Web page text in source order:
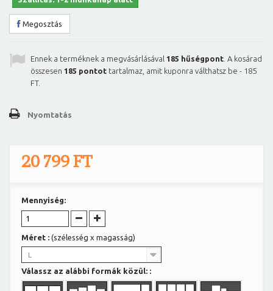
Megosztás
Ennek a terméknek a megvásárlásával 185 hűségpont . A kosárad
összesen 185 pontot tartalmaz, amit kuponra válthatsz be - 185
FT.
Nyomtatás
20 799 FT
Mennyiség:
Méret : (szélesség x magasság)
L
Válassz az alábbi formák közül: :